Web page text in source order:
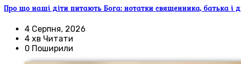
Про що наші діти питають Бога: нотатки священника, батька і
4 Серпня, 2026
4 хв Читати
0 Поширили